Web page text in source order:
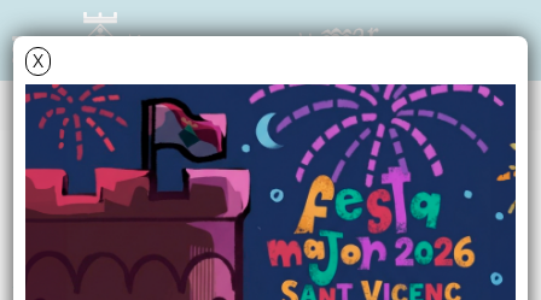
X
AGENDA
Dilluns5 juliol 2010
Xerrada-col·loqui